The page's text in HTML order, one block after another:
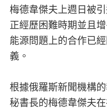
梅德韋傑夫上週日被
正經歷困難時期並且
能源問題上的合作已
義。
根據俄羅斯新聞機構
秘書長的梅德韋傑夫